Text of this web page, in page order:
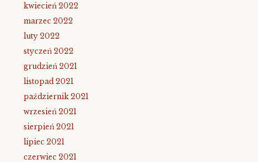
kwiecień 2022
marzec 2022
luty 2022
styczeń 2022
grudzień 2021
listopad 2021
październik 2021
wrzesień 2021
sierpień 2021
lipiec 2021
czerwiec 2021